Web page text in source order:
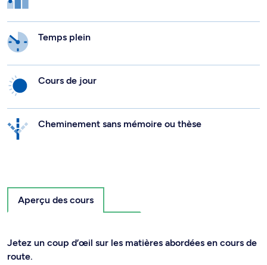
Temps plein
Cours de jour
Cheminement sans mémoire ou thèse
Aperçu des cours
Jetez un coup d’œil sur les matières abordées en cours de
route.